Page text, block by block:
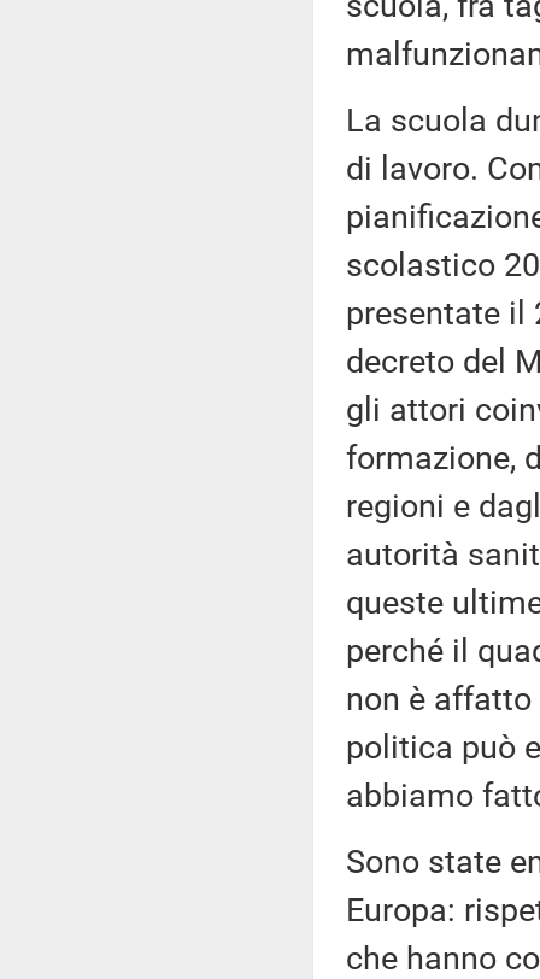
La scuola
di lavoro.
scolastico
presentate il
decreto del
gli attori
formazione,
regioni e
autorità
queste
perché il
non è
politica può
abbiamo
Sono state
Europa:
che hanno